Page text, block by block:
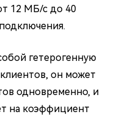
12 МБ/с до 40
гетерогенную
он может
одновременно, и
на коэффициент